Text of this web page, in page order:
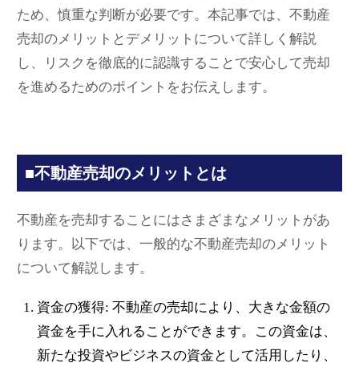
ため、慎重な判断が必要です。本記事では、不動産
売却のメリットとデメリットについて詳しく解説
し、リスクを徹底的に認識することで安心して売却
を進めるためのポイントをお伝えします。
■不動産売却のメリットとは
不動産を売却することにはさまざまなメリットがあ
ります。以下では、一般的な不動産売却のメリット
について解説します。
資金の獲得: 不動産の売却により、大きな金額の
資金を手に入れることができます。この資金は、
新たな投資やビジネスの資金として活用したり、